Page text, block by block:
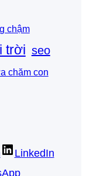
chậm
trời seo
chăm con
LinkedIn